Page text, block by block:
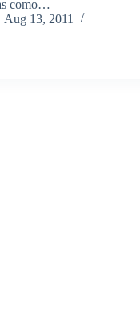
como…
Aug 13, 2011